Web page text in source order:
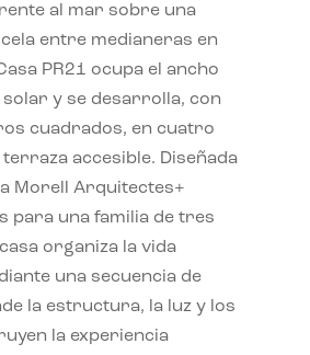
al mar sobre una
entre medianeras en
PR21 ocupa el ancho
solar y se desarrolla, con
cuadrados, en cuatro
terraza accesible. Diseñada
Morell Arquitectes+
para una familia de tres
organiza la vida
una secuencia de
la estructura, la luz y los
la experiencia